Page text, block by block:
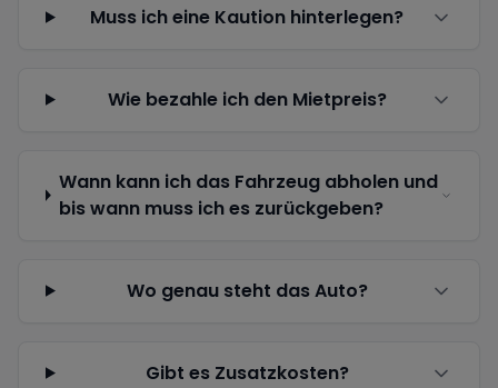
Muss ich eine Kaution hinterlegen?
Wie bezahle ich den Mietpreis?
Wann kann ich das Fahrzeug abholen und
bis wann muss ich es zurückgeben?
Wo genau steht das Auto?
Gibt es Zusatzkosten?